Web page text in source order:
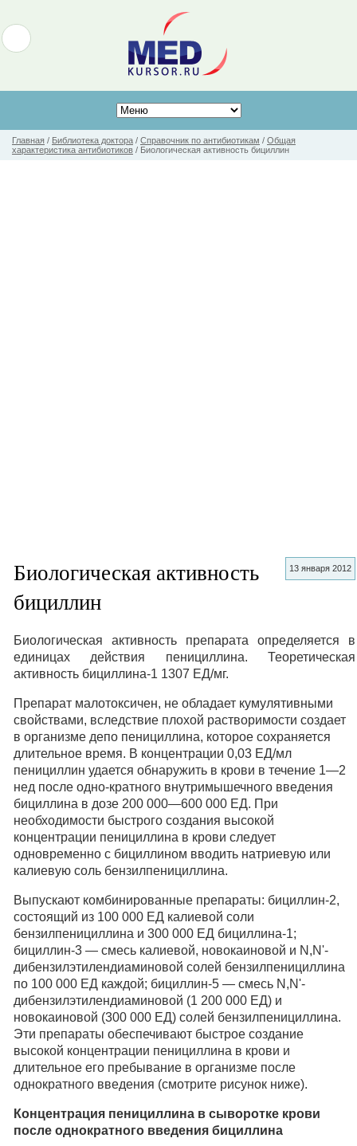
Главная / Библиотека доктора / Справочник по антибиотикам / Общая
характеристика антибиотиков / Биологическая активность бициллин
13 января 2012
Биологическая активность
бициллин
Биологическая активность препарата определяется в
единицах действия пенициллина. Теоретическая
активность бициллина-1 1307 ЕД/мг.
Препарат малотоксичен, не обладает кумулятивными
свойствами, вследствие плохой растворимости создает
в организме депо пенициллина, которое сохраняется
длительное время. В концентрации 0,03 ЕД/мл
пенициллин удается обнаружить в крови в течение 1—2
нед после одно-кратного внутримышечного введения
бициллина в дозе 200 000—600 000 ЕД. При
необходимости быстрого создания высокой
концентрации пенициллина в крови следует
одновременно с бициллином вводить натриевую или
калиевую соль бензилпенициллина.
Выпускают комбинированные препараты: бициллин-2,
состоящий из 100 000 ЕД калиевой соли
бензилпенициллина и 300 000 ЕД бициллина-1;
бициллин-3 — смесь калиевой, новокаиновой и N,N'-
дибензилэтилендиаминовой солей бензилпенициллина
по 100 000 ЕД каждой; бициллин-5 — смесь N,N'-
дибензилэтилендиаминовой (1 200 000 ЕД) и
новокаиновой (300 000 ЕД) солей бензилпенициллина.
Эти препараты обеспечивают быстрое создание
высокой концентрации пенициллина в крови и
длительное его пребывание в организме после
однократного введения (смотрите рисунок ниже).
Концентрация пенициллина в сыворотке крови
после однократного введения бициллина